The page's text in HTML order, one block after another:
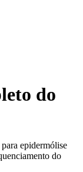
do
epidermólise
do